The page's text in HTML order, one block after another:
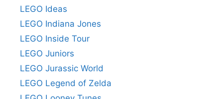
LEGO Ideas
LEGO Indiana Jones
LEGO Inside Tour
LEGO Juniors
LEGO Jurassic World
LEGO Legend of Zelda